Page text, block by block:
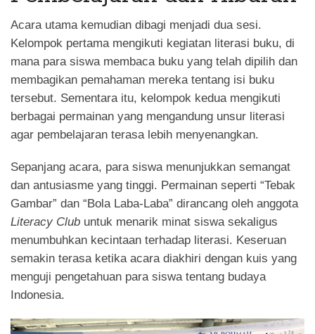
Acara utama kemudian dibagi menjadi dua sesi.
Kelompok pertama mengikuti kegiatan literasi buku, di
mana para siswa membaca buku yang telah dipilih dan
membagikan pemahaman mereka tentang isi buku
tersebut. Sementara itu, kelompok kedua mengikuti
berbagai permainan yang mengandung unsur literasi
agar pembelajaran terasa lebih menyenangkan.
Sepanjang acara, para siswa menunjukkan semangat
dan antusiasme yang tinggi. Permainan seperti “Tebak
Gambar” dan “Bola Laba-Laba” dirancang oleh anggota
Literacy Club untuk menarik minat siswa sekaligus
menumbuhkan kecintaan terhadap literasi. Keseruan
semakin terasa ketika acara diakhiri dengan kuis yang
menguji pengetahuan para siswa tentang budaya
Indonesia.